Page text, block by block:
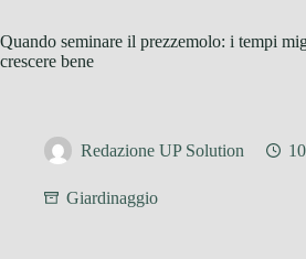
Quando seminare il prezzemolo: i tempi
crescere bene
Redazione UP Solution
Giardinaggio